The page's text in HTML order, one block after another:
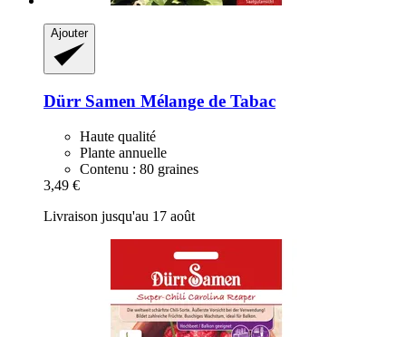
Ajouter
Dürr Samen Mélange de Tabac
Haute qualité
Plante annuelle
Contenu : 80 graines
3,49 €
Livraison jusqu'au 17 août